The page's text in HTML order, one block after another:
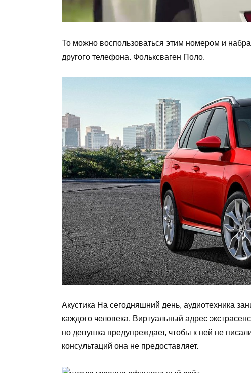
То можно воспользоваться этим номером и
другого телефона. Фольксваген Поло.
Акустика На сегодняшний день, аудиотехника
каждого человека. Виртуальный адрес
но девушка предупреждает, чтобы к ней не
консультаций она не предоставляет.